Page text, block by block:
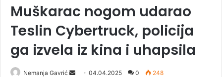
Muškarac nogom udarao
Teslin Cybertruck, policija
ga izvela iz kina i uhapsila
Nemanja Gavrić 04.04.2025 0 248